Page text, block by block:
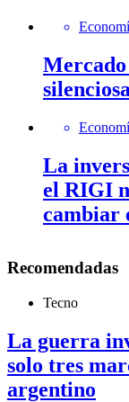
La
el RIGI
cambiar
Recomendadas
Tecno
La guerra
solo tres
argentino